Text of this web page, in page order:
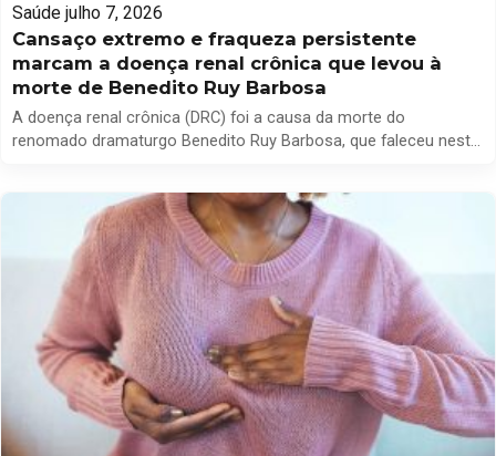
Saúde julho 7, 2026
Cansaço extremo e fraqueza persistente
marcam a doença renal crônica que levou à
morte de Benedito Ruy Barbosa
A doença renal crônica (DRC) foi a causa da morte do
renomado dramaturgo Benedito Ruy Barbosa, que faleceu nesta
pessoas em todo o mundo, segundo um estudo divulgado na
revista científica The Lancet. A pesquisa revela que, […]